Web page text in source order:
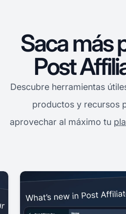
Saca más
Post
Descubre herramientas
productos y recursos
aprovechar al máximo tu